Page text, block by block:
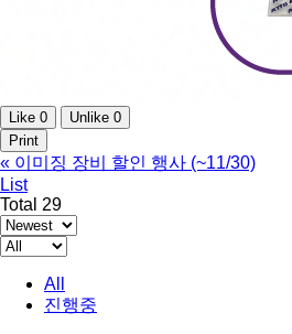
Like 0 Unlike 0
Print
« 이미징 장비 할인 행사 (~11/30)
List
Total 29
All
진행중